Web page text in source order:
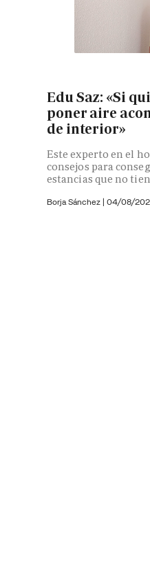
Edu Saz: «Si
poner aire
de interior»
Este experto en el
consejos para
estancias que no
Borja Sánchez | 04/08/